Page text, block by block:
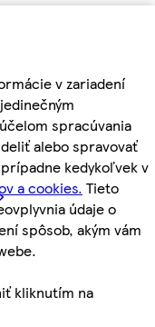
v zariadení
spracúvania
alebo spravovať
kedykoľvek v
a cookies. Tieto
údaje o
spôsob, akým vám
kliknutím na